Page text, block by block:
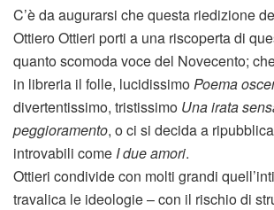
C’è da augurarsi che questa riedizione
Ottiero Ottieri porti a una riscoperta di
quanto scomoda voce del Novecento;
in libreria il folle, lucidissimoPoema
divertentissimo, tristissimo Una irata
peggioramento, o ci si decida a
introvabili come I due amori.
Ottieri condivide con molti grandi
travalica le ideologie – con il rischio di